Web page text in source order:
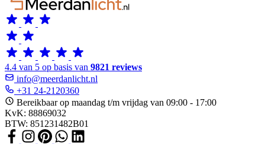
4.4 van 5 op basis van 9821 reviews
info@meerdanlicht.nl
+31 24-2120360
Bereikbaar op maandag t/m vrijdag van 09:00 - 17:00
KvK: 88869032
BTW: 851231482B01